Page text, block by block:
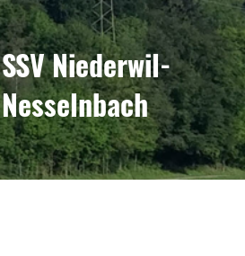
SSV Niederwil-
Nesselnbach